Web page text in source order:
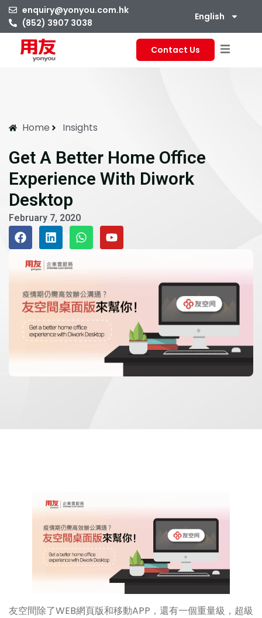
enquiry@yonyou.com.hk
(852) 3907 3038
English
Contact Us
Home Insights
Get A Better Home Office
Experience With Diwork
Desktop
February 7, 2020
友空間除了WEB網頁版和移動APP，還有一個重量級，超級